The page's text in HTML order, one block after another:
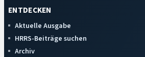
ENTDECKEN
Aktuelle Ausgabe
HRRS-Beiträge suchen
Archiv